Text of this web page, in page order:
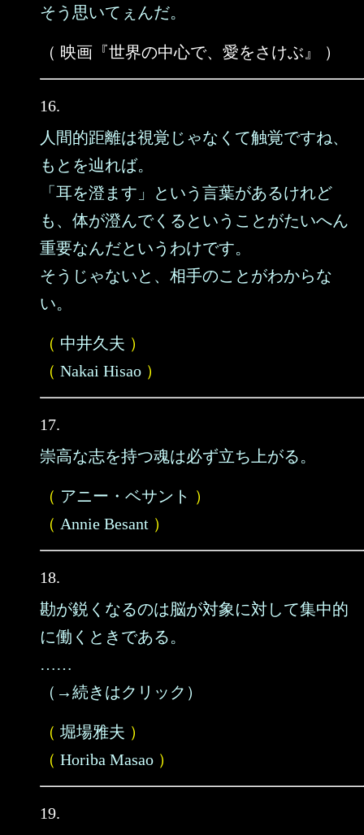
そう思いてぇんだ。
（ 映画『世界の中心で、愛をさけぶ』 ）
16.
人間的距離は視覚じゃなくて触覚ですね、
もとを辿れば。
「耳を澄ます」という言葉があるけれど
も、体が澄んでくるということがたいへん
重要なんだというわけです。
そうじゃないと、相手のことがわからな
い。
（ 中井久夫 ）
（ Nakai Hisao ）
17.
崇高な志を持つ魂は必ず立ち上がる。
（ アニー・ベサント ）
（ Annie Besant ）
18.
勘が鋭くなるのは脳が対象に対して集中的
に働くときである。
……
（→続きはクリック）
（ 堀場雅夫 ）
（ Horiba Masao ）
19.